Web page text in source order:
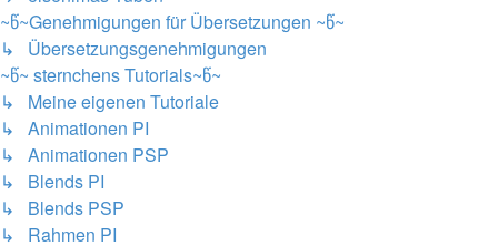
~წ~Genehmigungen für Übersetzungen ~წ~
↳ Übersetzungsgenehmigungen
~წ~ sternchens Tutorials~წ~
↳ Meine eigenen Tutoriale
↳ Animationen PI
↳ Animationen PSP
↳ Blends PI
↳ Blends PSP
↳ Rahmen PI